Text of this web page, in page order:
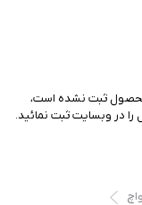
محصول ثبت نشده است،
را در وبسایت ثبت نمائید.